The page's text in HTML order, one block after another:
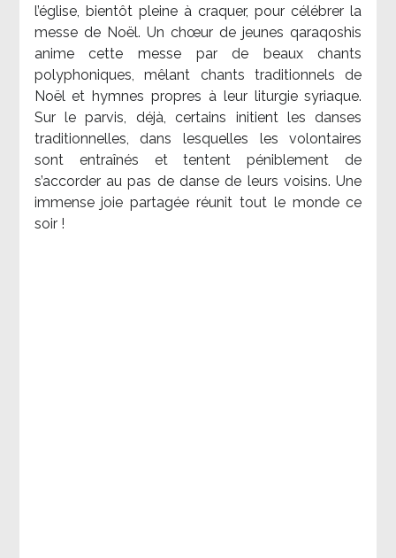
l’église, bientôt pleine à craquer, pour célébrer la
messe de Noël. Un chœur de jeunes qaraqoshis
anime cette messe par de beaux chants
polyphoniques, mêlant chants traditionnels de
Noël et hymnes propres à leur liturgie syriaque.
Sur le parvis, déjà, certains initient les danses
traditionnelles, dans lesquelles les volontaires
sont entraînés et tentent péniblement de
s’accorder au pas de danse de leurs voisins. Une
immense joie partagée réunit tout le monde ce
soir !